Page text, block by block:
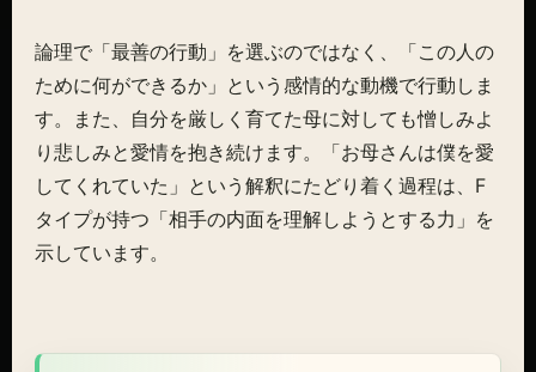
論理で「最善の行動」を選ぶのではなく、「この人の
ために何ができるか」という感情的な動機で行動しま
す。また、自分を厳しく育てた母に対しても憎しみよ
り悲しみと愛情を抱き続けます。「お母さんは僕を愛
してくれていた」という解釈にたどり着く過程は、F
タイプが持つ「相手の内面を理解しようとする力」を
示しています。